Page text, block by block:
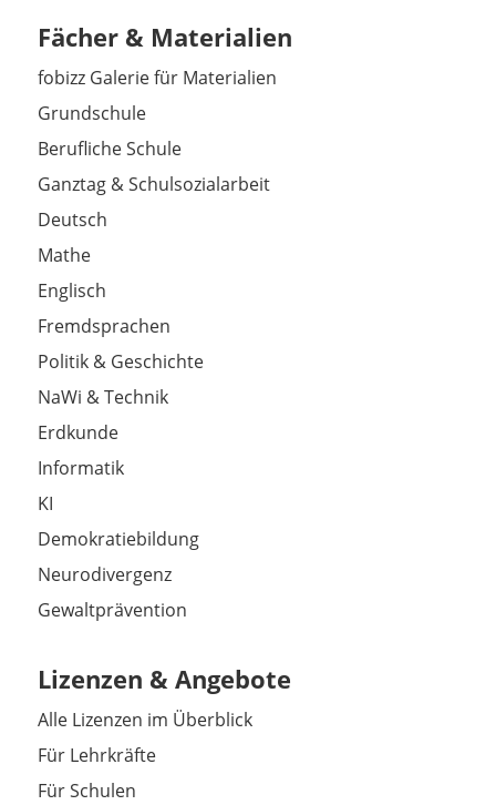
Fächer & Materialien
fobizz Galerie für Materialien
Grundschule
Berufliche Schule
Ganztag & Schulsozialarbeit
Deutsch
Mathe
Englisch
Fremdsprachen
Politik & Geschichte
NaWi & Technik
Erdkunde
Informatik
KI
Demokratiebildung
Neurodivergenz
Gewaltprävention
Lizenzen & Angebote
Alle Lizenzen im Überblick
Für Lehrkräfte
Für Schulen